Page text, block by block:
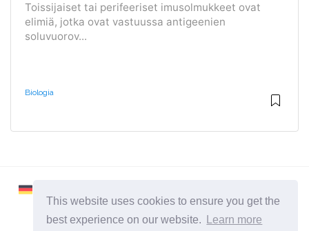
This website uses cookies to ensure you get the
best experience on our website.
Learn more
Toissijaiset tai perifeeriset imusolmukkeet ovat
elimiä, jotka ovat vastuussa antigeenien
soluvuorov...
Biologia